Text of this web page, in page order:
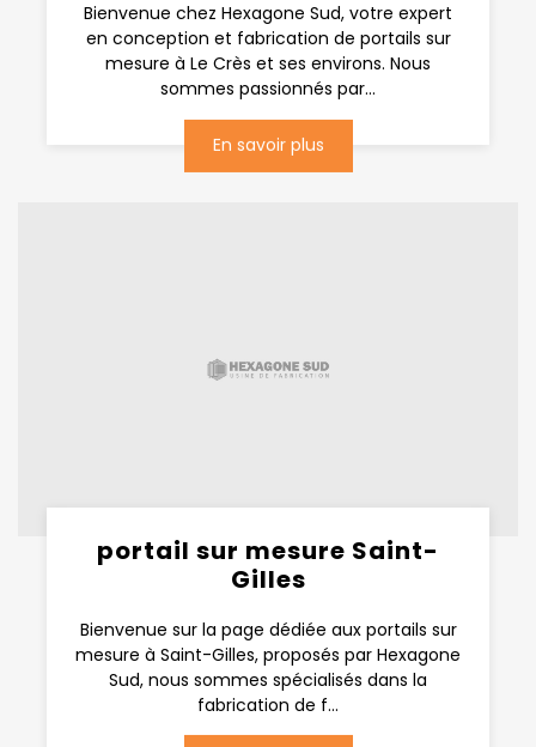
Bienvenue chez Hexagone Sud, votre expert
en conception et fabrication de portails sur
mesure à Le Crès et ses environs. Nous
sommes passionnés par...
En savoir plus
portail sur mesure Saint-
Gilles
Bienvenue sur la page dédiée aux portails sur
mesure à Saint-Gilles, proposés par Hexagone
Sud, nous sommes spécialisés dans la
fabrication de f...